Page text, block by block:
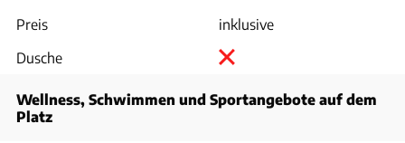
Preis
inklusive
Dusche
Wellness, Schwimmen und Sportangebote auf dem
Platz